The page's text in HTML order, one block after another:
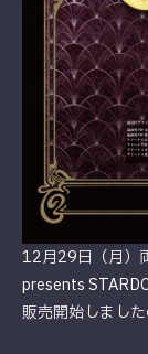
12月29日（月）
presents
販売開始しました